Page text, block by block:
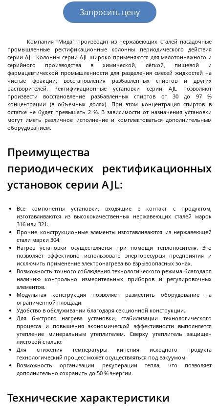
Центрифуги с верхней разгрузкой и прямым
Центрифуги с верхней разгрузкой и откидным
корпусом
Центрифуги с нижней выгрузкой и ножевым
съёмом осадка автомат
Центрифуги с нижней выгрузкой и ножевым
съёмом осадка полуавтомат
Центрифуги с нижней выгрузкой, ножевым
съёмом осадка и натяжным мешком
Центрифуги горизонтальные консольного типа
Центрифуги горизонтальные с ножевым
съёмом осадка
Центрифуги горизонтальные с ножевым
съёмом осадка и сифоном
Центрифуги горизонтальные во
взрывобезопасном исполнении
Центрифуги горизонтальные с пульсирующей
выгрузкой осадка
Трубчатые центрифуги
Далее
Декантеры
Декантерные центрифуги во
взрывозащищенном исполнении
Трикантерные центрифуги для разделения
трех-фазных смесей
Малые декантеры
Ректификационное
оборудование
Ректификационные колонны периодического
действия
действия
Запросить цену
Компания "Мида" производит из нержавеющих сталей насадочные
промышленные ректификационные колонны периодического действия
серии AJL. Колонны серии AJL широко применяются для малотоннажного и
серийного производства в химической, лёгкой, пищевой и
фармацевтической промышленности для разделения смесей жидкостей на
чистые фракции, восстановления разбавленных спиртов и других
растворителей. Ректификационные установки серии AJL позволяют
произвести восстановление разбавленных спиртов от 30 до 97 %
концентрации (в объемных долях). При этом концентрация спиртов в
остатке не будет превышать 2 %. В зависимости от назначения установки
могут иметь различное исполнение и комплектоваться дополнительным
оборудованием.
Преимущества
периодических ректификационных
установок серии AJL:
Все компоненты установки, входящие в контакт с продуктом,
изготавливаются из высококачественных нержавеющих сталей марок
316 или 321.
Прочие конструкционные элементы изготавливаются из нержавеющей
стали марки 304.
Нагрев установки осуществляется при помощи теплоносителя. Это
позволяет эффективно использовать энергоресурсы предприятия и
исключить применение электронагрева во взрывоопасных зонах.
Возможность точного соблюдения технологического режима благодаря
наличию контрольно измерительных приборов и регулировочных
элементов.
Модульная конструкция позволяет разместить оборудование на
ограниченной площади.
Удобство в обслуживании благодаря секционной конструкции.
Для быстрого нагрева установки, стабилизации технологического
процесса и повышения экономической эффективности выполняется
утепление минеральным утеплителем. Сверху утеплитель защищен
листовой сталью.
Для снижения температуры кипения исходного продукта
технологический процесс может осуществляться под вакуумом.
Возможность организации рекуперации тепла, что позволяет
дополнительно сохранить до 50 % энергии.
Технические характеристики